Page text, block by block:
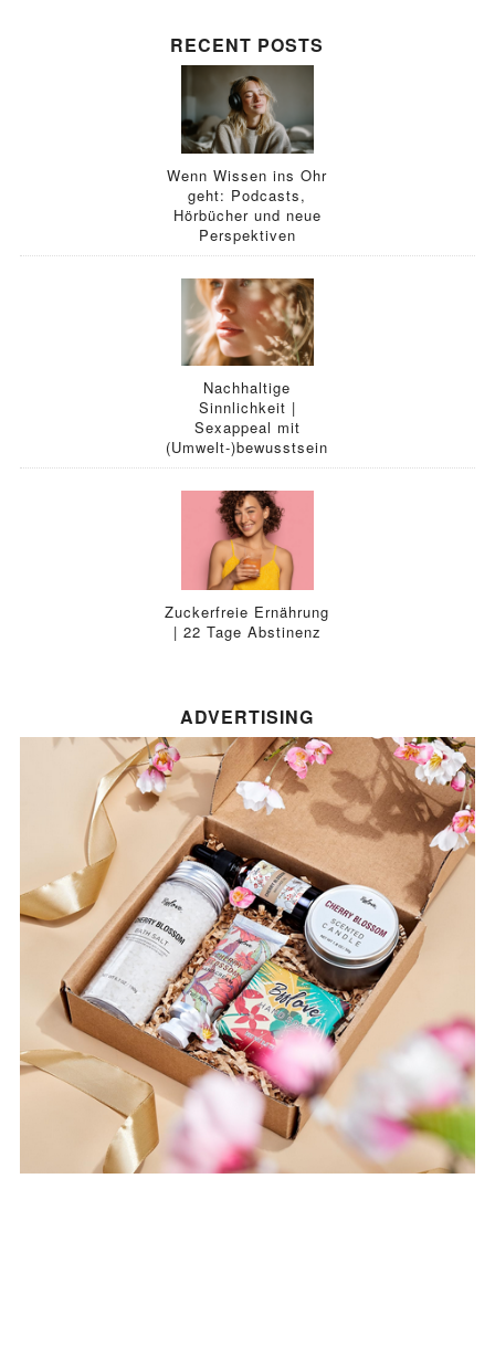
RECENT POSTS
Wenn Wissen ins Ohr
geht: Podcasts,
Hörbücher und neue
Perspektiven
Nachhaltige
Sinnlichkeit |
Sexappeal mit
(Umwelt-)bewusstsein
Zuckerfreie Ernährung
| 22 Tage Abstinenz
ADVERTISING